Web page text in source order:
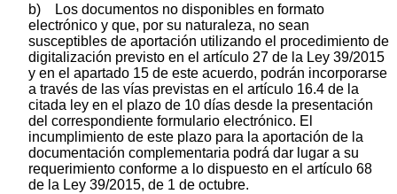
b) Los documentos no disponibles en formato
electrónico y que, por su naturaleza, no sean
susceptibles de aportación utilizando el procedimiento de
digitalización previsto en el artículo 27 de la Ley 39/2015
y en el apartado 15 de este acuerdo, podrán incorporarse
a través de las vías previstas en el artículo 16.4 de la
citada ley en el plazo de 10 días desde la presentación
del correspondiente formulario electrónico. El
incumplimiento de este plazo para la aportación de la
documentación complementaria podrá dar lugar a su
requerimiento conforme a lo dispuesto en el artículo 68
de la Ley 39/2015, de 1 de octubre.